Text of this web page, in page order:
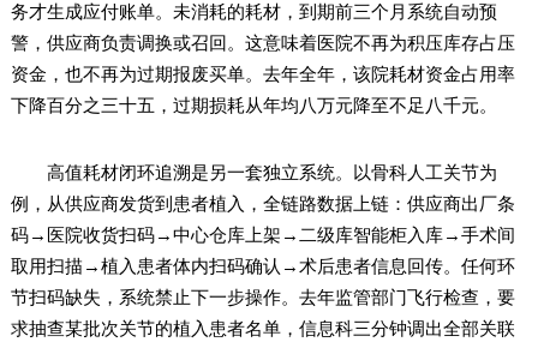
务才生成应付账单。未消耗的耗材，到期前三个月系统自动预
警，供应商负责调换或召回。这意味着医院不再为积压库存占压
资金，也不再为过期报废买单。去年全年，该院耗材资金占用率
下降百分之三十五，过期损耗从年均八万元降至不足八千元。
高值耗材闭环追溯是另一套独立系统。以骨科人工关节为
例，从供应商发货到患者植入，全链路数据上链：供应商出厂条
码→医院收货扫码→中心仓库上架→二级库智能柜入库→手术间
取用扫描→植入患者体内扫码确认→术后患者信息回传。任何环
节扫码缺失，系统禁止下一步操作。去年监管部门飞行检查，要
求抽查某批次关节的植入患者名单，信息科三分钟调出全部关联